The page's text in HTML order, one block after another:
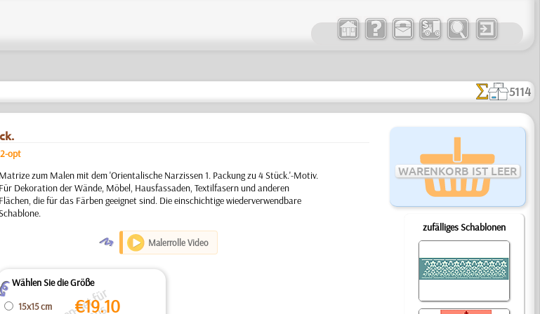
5114
WARENKORB IST LEER
zufälliges Schablonen
opt
Matrize zum Malen mit dem 'Orientalische Narzissen 1. Packung zu 4 Stück.'-Motiv.
Für Dekoration der Wände, Möbel, Hausfassaden, Textilfasern und anderen
Flächen, die für das Färben geeignet sind. Die einschichtige wiederverwendbare
O Malerrolle Video
ZWählen Sie die Größe
15x15 cm €19.10